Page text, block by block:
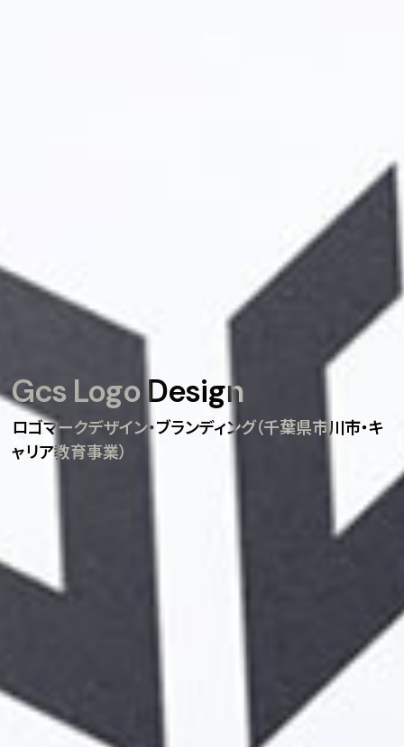
Gcs Logo Design
ロゴマークデザイン・ブランディング（千葉県市川市・キ
ャリア教育事業）